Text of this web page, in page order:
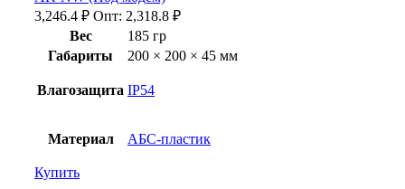
3,246.4 ₽ Опт: 2,318.8 ₽
Вес
185 гр
Габариты
200 × 200 × 45 мм
Влагозащита IP54
Материал АБС-пластик
Купить